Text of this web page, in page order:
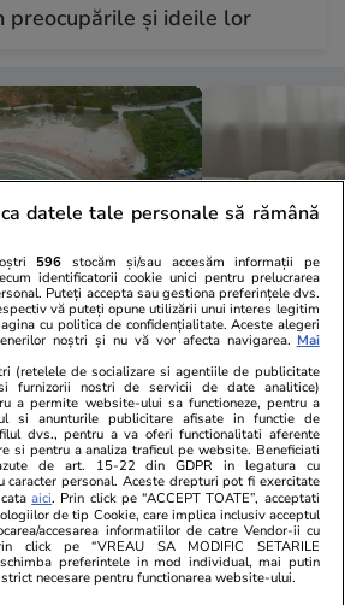
preocupările și ideile lor
20:52
au rămas
Bulgaria, după
zborurile și
Lifestyle
Trucul
adormi mai
caniculare
datele tale personale să rămână
596 stocăm și/sau accesăm informații pe
identificatorii cookie unici pentru prelucrarea
Puteți accepta sau gestiona preferințele dvs.
vă puteți opune utilizării unui interes legitim
cu politica de confidențialitate. Aceste alegeri
noștri și nu vă vor afecta navigarea. Mai
(retelele de socializare si agentiile de publicitate
furnizorii nostri de servicii de date analitice)
a permite website-ului sa functioneze, pentru a
si anunturile publicitare afisate in functie de
dvs., pentru a va oferi functionalitati aferente
si pentru a analiza traficul pe website. Beneficiati
de art. 15-22 din GDPR in legatura cu
caracter personal. Aceste drepturi pot fi exercitate
aici. Prin click pe “ACCEPT TOATE”, acceptati
de tip Cookie, care implica inclusiv acceptul
accesarea informatiilor de catre Vendor-ii cu
click pe “VREAU SA MODIFIC SETARILE
schimba preferintele in mod individual, mai putin
necesare pentru functionarea website-ului.